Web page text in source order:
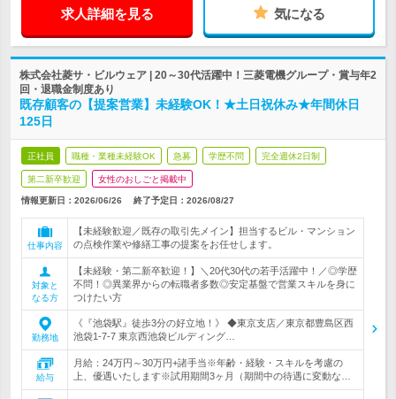
求人詳細を見る 気になる
株式会社菱サ・ビルウェア | 20～30代活躍中！三菱電機グループ・賞与年2
回・退職金制度あり
既存顧客の【提案営業】未経験OK！★土日祝休み★年間休日
125日
正社員 職種・業種未経験OK 急募 学歴不問 完全週休2日制
第二新卒歓迎 女性のおしごと掲載中
情報更新日：2026/06/26 終了予定日： 2026/08/27
仕事内容
【未経験歓迎／既存の取引先メイン】担当するビル・マンション
の点検作業や修繕工事の提案をお任せします。
対象と
なる方
【未経験・第二新卒歓迎！】＼20代30代の若手活躍中！／◎学歴
不問！◎異業界からの転職者多数◎安定基盤で営業スキルを身に
つけたい方
勤務地
《『池袋駅』徒歩3分の好立地！》 ◆東京支店／東京都豊島区西
池袋1-7-7 東京西池袋ビルディング…
給与
月給：24万円～30万円+諸手当※年齢・経験・スキルを考慮の
上、優遇いたします※試用期間3ヶ月（期間中の待遇に変動な…